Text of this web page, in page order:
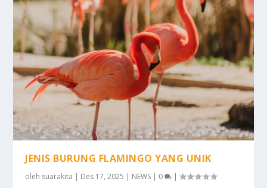
JENIS BURUNG FLAMINGO YANG UNIK
oleh suarakita | Des 17, 2025 | NEWS | 0 |